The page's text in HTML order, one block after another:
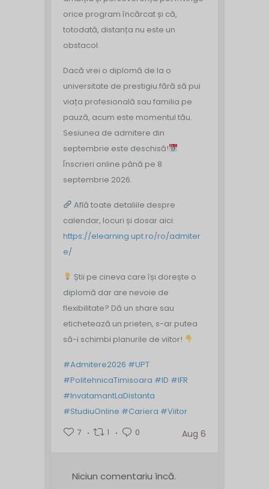
orice program încărcat și că,
totodată, distanța nu este un
obstacol.
Dacă vrei o diplomă de la o
universitate de prestigiu fără să pui
viața profesională sau familia pe
pauză, acum este momentul tău.
Sesiunea de admitere din
septembrie este deschisă!
Înscrieri online până pe 8
septembrie 2026.
Află toate detaliile despre
calendar, locuri și dosar aici:
https://elearning.upt.ro/ro/admiter
e/
Știi pe cineva care își dorește o
diplomă dar are nevoie de
flexibilitate? Dă un share sau
etichetează un prieten, s-ar putea
să-i schimbi planurile de viitor!
#Admitere2026 #UPT
#PolitehnicaTimisoara #ID #IFR
#InvatamantLaDistanta
#StudiuOnline #Cariera #Viitor
7
1 0 Aug 6
Niciun comentariu încă.